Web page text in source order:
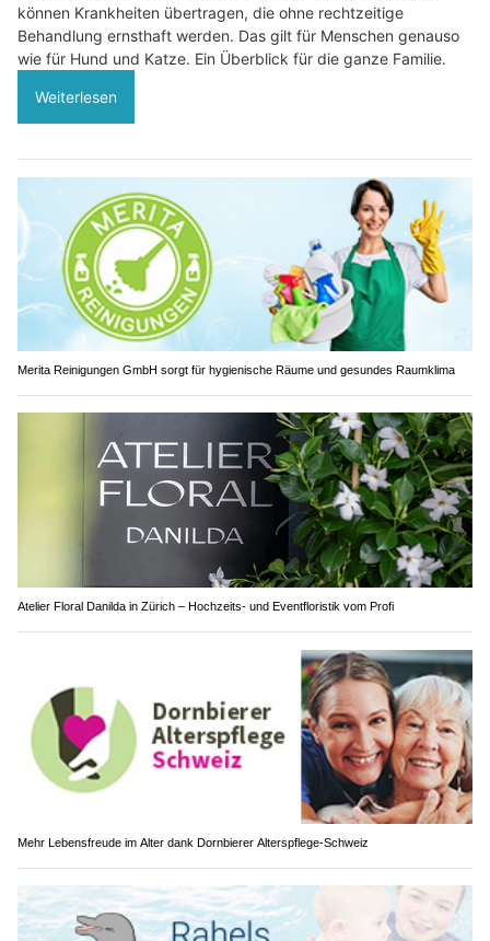
können Krankheiten übertragen, die ohne rechtzeitige
Behandlung ernsthaft werden. Das gilt für Menschen genauso
wie für Hund und Katze. Ein Überblick für die ganze Familie.
Weiterlesen
Merita Reinigungen GmbH sorgt für hygienische Räume und gesundes Raumklima
Atelier Floral Danilda in Zürich – Hochzeits- und Eventfloristik vom Profi
Mehr Lebensfreude im Alter dank Dornbierer Alterspflege-Schweiz